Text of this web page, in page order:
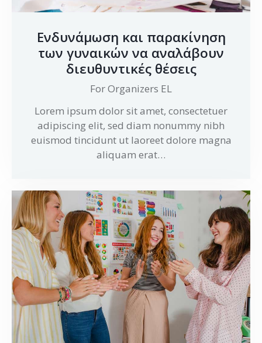
Ενδυνάμωση και παρακίνηση
των γυναικών να αναλάβουν
διευθυντικές θέσεις
For Organizers EL
Lorem ipsum dolor sit amet, consectetuer
adipiscing elit, sed diam nonummy nibh
euismod tincidunt ut laoreet dolore magna
aliquam erat…